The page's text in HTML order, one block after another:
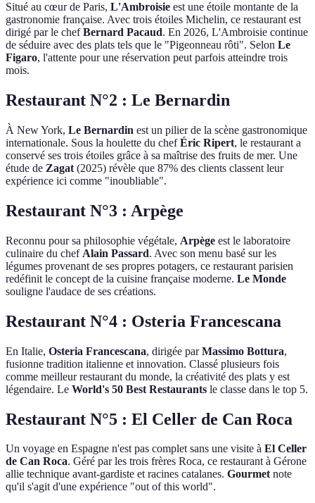
Situé au cœur de Paris, L'Ambroisie est une étoile montante de la
gastronomie française. Avec trois étoiles Michelin, ce restaurant est
dirigé par le chefBernard Pacaud. En 2026, L'Ambroisie continue
de séduire avec des plats tels que le "Pigeonneau rôti". Selon Le
Figaro, l'attente pour une réservation peut parfois atteindre trois
mois.
Restaurant N°2 : Le Bernardin
À New York, Le Bernardin est un pilier de la scène gastronomique
internationale. Sous la houlette du chefÉric Ripert, le restaurant a
conservé ses trois étoiles grâce à sa maîtrise des fruits de mer. Une
étude de Zagat (2025) révèle que 87% des clients classent leur
expérience ici comme "inoubliable".
Restaurant N°3 : Arpège
Reconnu pour sa philosophie végétale, Arpège est le laboratoire
culinaire du chef Alain Passard. Avec son menu basé sur les
légumes provenant de ses propres potagers, ce restaurant parisien
redéfinit le concept de la cuisine française moderne. Le Monde
souligne l'audace de ses créations.
Restaurant N°4 : Osteria Francescana
En Italie, Osteria Francescana, dirigée parMassimo Bottura,
fusionne tradition italienne et innovation. Classé plusieurs fois
comme meilleur restaurant du monde, la créativité des plats y est
légendaire. Le World's 50 Best Restaurants le classe dans le top 5.
Restaurant N°5 : El Celler de Can Roca
Un voyage en Espagne n'est pas complet sans une visite à El Celler
de Can Roca. Géré par les trois frères Roca, ce restaurant à Gérone
allie technique avant-gardiste et racines catalanes. Gourmetnote
qu'il s'agit d'une expérience "out of this world".